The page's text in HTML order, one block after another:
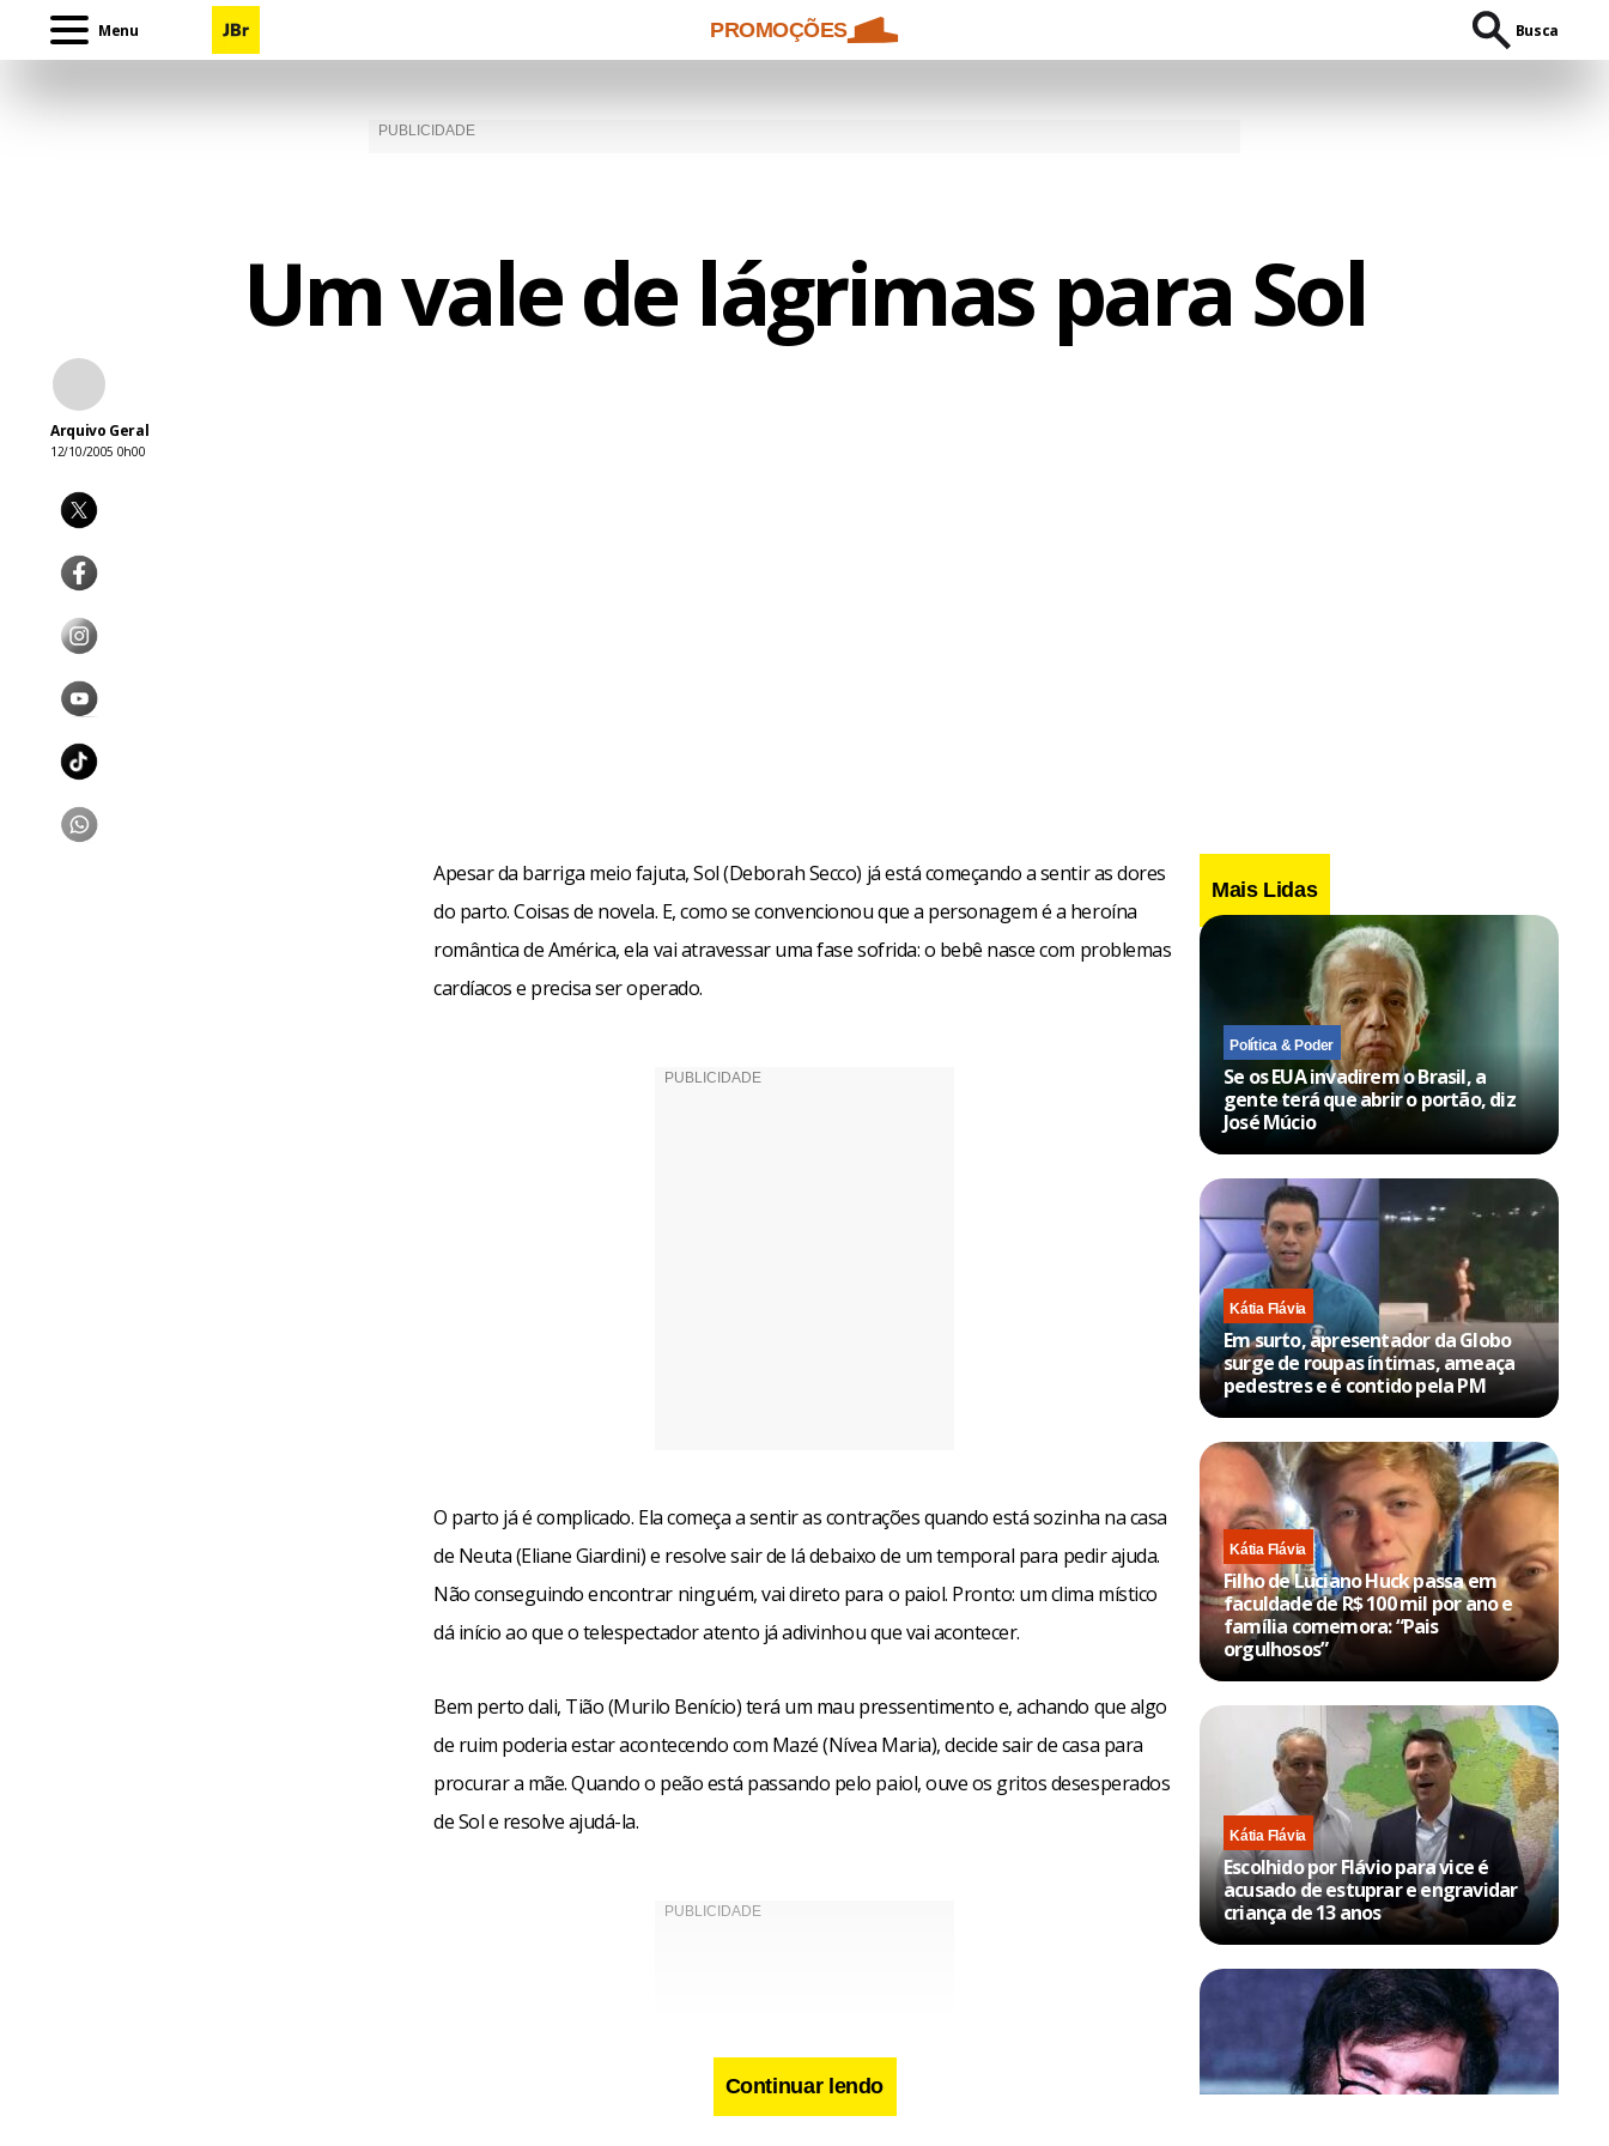
Menu PROMOÇÕES Busca
Um vale de lágrimas para Sol
Arquivo Geral
12/10/2005 0h00
Apesar da barriga meio fajuta, Sol (Deborah Secco) já está começando a sentir as dores
do parto. Coisas de novela. E, como se convencionou que a personagem é a heroína
romântica de América, ela vai atravessar uma fase sofrida: o bebê nasce com problemas
cardíacos e precisa ser operado.
O parto já é complicado. Ela começa a sentir as contrações quando está sozinha na casa
de Neuta (Eliane Giardini) e resolve sair de lá debaixo de um temporal para pedir ajuda.
Não conseguindo encontrar ninguém, vai direto para o paiol. Pronto: um clima místico
dá início ao que o telespectador atento já adivinhou que vai acontecer.
Bem perto dali, Tião (Murilo Benício) terá um mau pressentimento e, achando que algo
de ruim poderia estar acontecendo com Mazé (Nívea Maria), decide sair de casa para
procurar a mãe. Quando o peão está passando pelo paiol, ouve os gritos desesperados
de Sol e resolve ajudá-la.
Continuar lendo
Mais Lidas
Política & Poder
Se os EUA invadirem o Brasil, a
gente terá que abrir o portão, diz
José Múcio
Kátia Flávia
Em surto, apresentador da Globo
surge de roupas íntimas, ameaça
pedestres e é contido pela PM
Kátia Flávia
Filho de Luciano Huck passa em
faculdade de R$ 100 mil por ano e
família comemora: “Pais
orgulhosos”
Kátia Flávia
Escolhido por Flávio para vice é
acusado de estuprar e engravidar
criança de 13 anos